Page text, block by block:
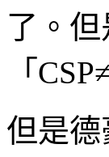
了。
「
但是